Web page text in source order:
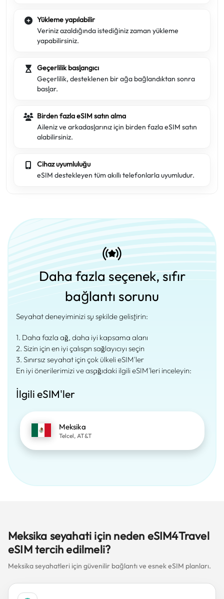
Yükleme yapılabilir
Veriniz azaldığında istediğiniz zaman yükleme
yapabilirsiniz.
Geçerlilik başlangıcı
Geçerlilik, desteklenen bir ağa bağlandıktan sonra
başlar.
Birden fazla eSIM satın alma
Aileniz ve arkadaşlarınız için birden fazla eSIM satın
alabilirsiniz.
Cihaz uyumluluğu
eSIM destekleyen tüm akıllı telefonlarla uyumludur.
Daha fazla seçenek, sıfır
bağlantı sorunu
Seyahat deneyiminizi şu şekilde geliştirin:
1. Daha fazla ağ, daha iyi kapsama alanı
2. Sizin için en iyi çalışan sağlayıcıyı seçin
3. Sınırsız seyahat için çok ülkeli eSIM'ler
En iyi önerilerimizi ve aşağıdaki ilgili eSIM'leri inceleyin:
İlgili eSIM'ler
Meksika
Telcel, AT&T
Meksika seyahati için neden eSIM4Travel
eSIM tercih edilmeli?
Meksika seyahatleri için güvenilir bağlantı ve esnek eSIM planları.